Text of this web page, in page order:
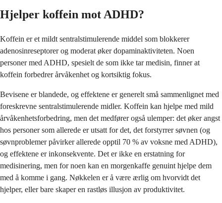
Hjelper koffein mot ADHD?
Koffein er et mildt sentralstimulerende middel som blokkerer
adenosinreseptorer og moderat øker dopaminaktiviteten. Noen
personer med ADHD, spesielt de som ikke tar medisin, finner at
koffein forbedrer årvåkenhet og kortsiktig fokus.
Bevisene er blandede, og effektene er generelt små sammenlignet med
foreskrevne sentralstimulerende midler. Koffein kan hjelpe med mild
årvåkenhetsforbedring, men det medfører også ulemper: det øker angst
hos personer som allerede er utsatt for det, det forstyrrer søvnen (og
søvnproblemer påvirker allerede opptil 70 % av voksne med ADHD),
og effektene er inkonsekvente. Det er ikke en erstatning for
medisinering, men for noen kan en morgenkaffe genuint hjelpe dem
med å komme i gang. Nøkkelen er å være ærlig om hvorvidt det
hjelper, eller bare skaper en rastløs illusjon av produktivitet.